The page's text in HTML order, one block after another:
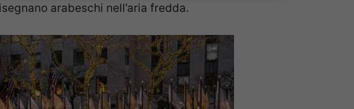
arabeschi nell’aria fredda.